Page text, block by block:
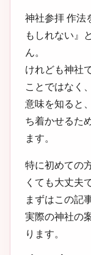
神社参拝 作法
もしれない』
ん。
けれども神社
ことではなく
意味を知ると
ち着かせるた
ます。
特に初めての
くても大丈夫
まずはこの記
実際の神社の
ります。